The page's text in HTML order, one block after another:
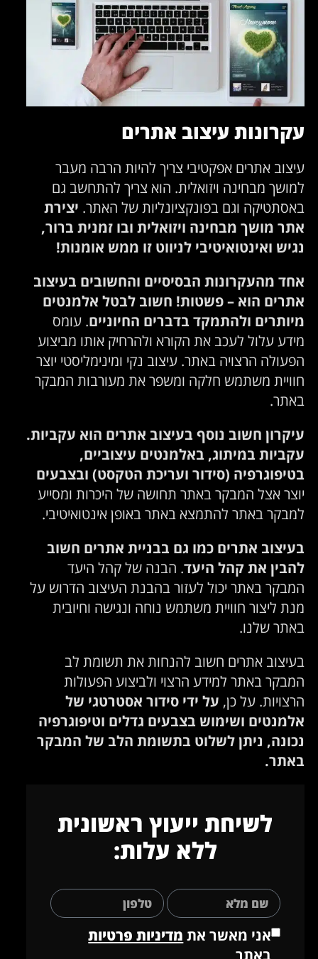
עקרונות עיצוב אתרים
עיצוב אתרים אפקטיבי צריך להיות הרבה מעבר
למושך מבחינה ויזואלית. הוא צריך להתחשב גם
באסתטיקה וגם בפונקציונליות של האתר. יצירת
אתר מושך מבחינה ויזואלית ובו זמנית ברור,
נגיש ואינטואיטיבי לניווט זו ממש אומנות!
אחד מהעקרונות הבסיסיים והחשובים בעיצוב
אתרים הוא – פשטות! חשוב לבטל אלמנטים
מיותרים ולהתמקד בדברים החיוניים. עומס
מידע עלול לעכב את הקורא ולהרחיק אותו מביצוע
הפעולה הרצויה באתר. עיצוב נקי ומינימליסטי יוצר
חוויית משתמש חלקה ומשפר את מעורבות המבקר
באתר.
עיקרון חשוב נוסף בעיצוב אתרים הוא עקביות.
עקביות במיתוג, באלמנטים עיצוביים,
בטיפוגרפיה (סידור ועריכת הטקסט) ובצבעים
יוצר אצל המבקר באתר תחושה של היכרות ומסייע
למבקר באתר להתמצא באתר באופן אינטואיטיבי.
בעיצוב אתרים כמו גם בבניית אתרים חשוב
להבין את קהל היעד. הבנה של קהל היעד
המבקר באתר יכול לעזור בהבנת העיצוב הדרוש על
מנת ליצור חוויית משתמש נוחה ונגישה וחיובית
באתר שלנו.
בעיצוב אתרים חשוב להנחות את תשומת לב
המבקר באתר למידע הרצוי ולביצוע הפעולות
הרצויות. על כן, על ידי סידור אסטרטגי של
אלמנטים ושימוש בצבעים גדלים וטיפוגרפיה
נכונה, ניתן לשלוט בתשומת הלב של המבקר
באתר.
לשיחת ייעוץ ראשונית
ללא עלות:
אני מאשר את מדיניות פרטיות
באתר